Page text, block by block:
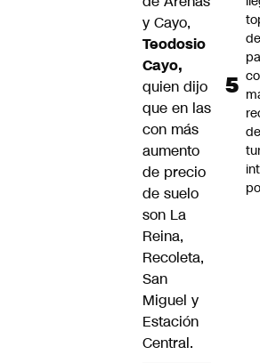
y Cayo,
Teodosio
Cayo,
quien dijo
que en las
con más
aumento
de precio
de suelo
son La
Reina,
Recoleta,
San
Miguel y
Estación
Central.